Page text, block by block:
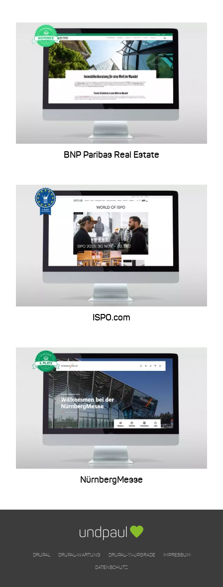
BNP Paribas Real Estate
ISPO.com
NürnbergMesse
DRUPAL DRUPAL-WARTUNG DRUPAL-11-UPGRADE
IMPRESSUM
DATENSCHUTZ